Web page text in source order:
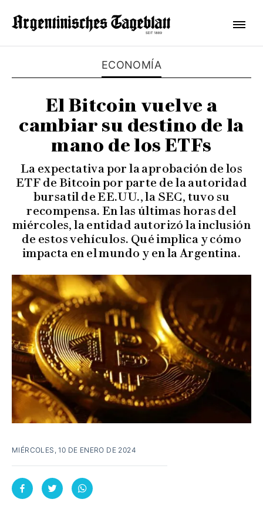
ECONOMÍA
El Bitcoin vuelve a
cambiar su destino de la
mano de los ETFs
La expectativa por la aprobación de los
ETF de Bitcoin por parte de la autoridad
bursatil de EE.UU., la SEC, tuvo su
recompensa. En las últimas horas del
miércoles, la entidad autorizó la inclusión
de estos vehículos. Qué implica y cómo
impacta en el mundo y en la Argentina.
MIÉRCOLES, 10 DE ENERO DE 2024